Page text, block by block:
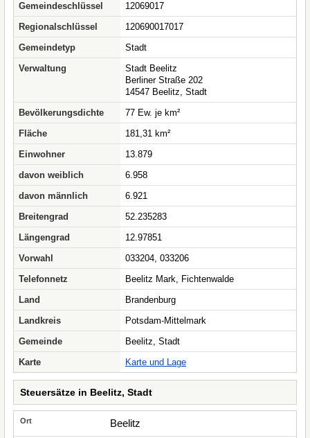
Gemeindeschlüssel
12069017
Regionalschlüssel
120690017017
Gemeindetyp
Stadt
Verwaltung
Stadt Beelitz
Berliner Straße 202
14547 Beelitz, Stadt
Bevölkerungsdichte
77 Ew. je km²
Fläche
181,31 km²
Einwohner
13.879
davon weiblich
6.958
davon männlich
6.921
Breitengrad
52.235283
Längengrad
12.97851
Vorwahl
033204, 033206
Telefonnetz
Beelitz Mark, Fichtenwalde
Land
Brandenburg
Landkreis
Potsdam-Mittelmark
Gemeinde
Beelitz, Stadt
Karte
Karte und Lage
Steuersätze in Beelitz, Stadt
Beelitz